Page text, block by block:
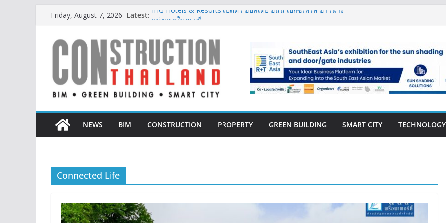
content
Friday, August 7, 2026 Latest: IHG Hotels & Resorts เปิดตัว ฮอลิเดย์ อินน์ เอ็กซ์เพรส อ่าวนาง
ตั้งแต่การออกแบบถึงการตรวจสอบอาคารไทย รับมือแผ่นดินไหว
TITLE เผยรายได้ครึ่งปีแรก’69 มากกว่า 2,000 ล้านบาท เติบโต
377% ชี้ดีมานด์ภูเก็ตยังแกร่ง
BCT Expo 2026 ชูแนวคิด “Empowering Net Zero in
Construction & Mining” ขับเคลื่อนอุตสาหกรรมก่อสร้างและ
เหมืองแร่สู่สังคมคาร์บอนต่ำอย่างยั่งยืน
สร้างการเติบโตอย่างยั่งยืน
NEWS
BIM CONSTRUCTION PROPERTY GREEN BUILDING SMART CITY TECHNOLOGY
Connected Life
CONSTRUCTION
THAILAND : VOL.33
(May-Jun 2026)